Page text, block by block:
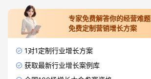
专家免费解答你的经营难题
免费定制营销增长方案
1对1定制行业增长方案
获取最新行业增长案例库